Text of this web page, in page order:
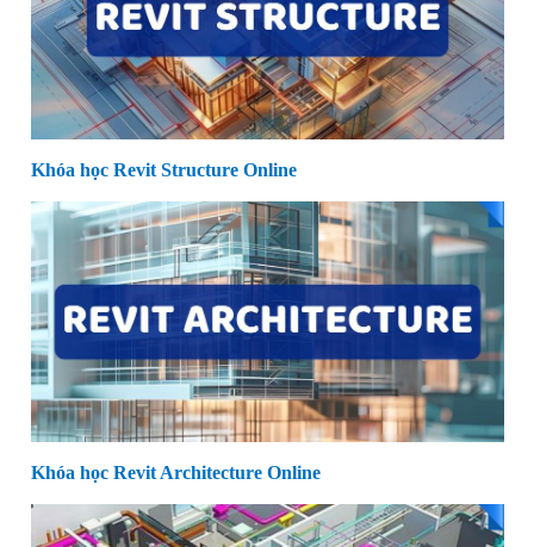
Khóa học Revit Structure Online
Khóa học Revit Architecture Online